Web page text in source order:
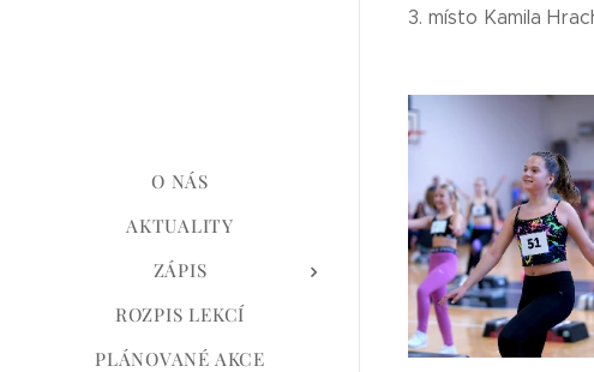
O NÁS
AKTUALITY
ZÁPIS
ROZPIS LEKCÍ
PLÁNOVANÉ AKCE
3. místo Kamila